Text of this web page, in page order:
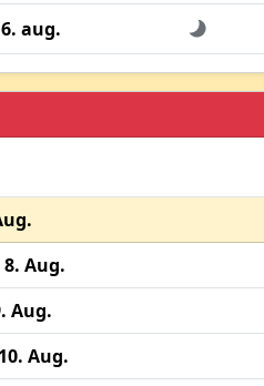
aug.
Aug.
Aug.
Aug.